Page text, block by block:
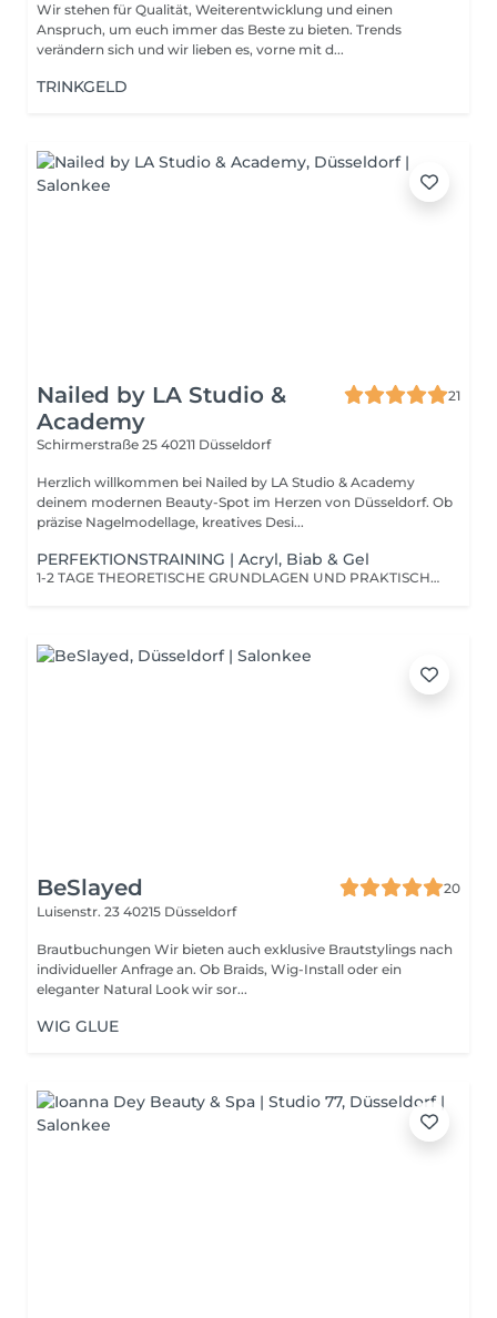
Wir stehen für Qualität, Weiterentwicklung und einen
Anspruch, um euch immer das Beste zu bieten. Trends
verändern sich und wir lieben es, vorne mit d...
TRINKGELD
Nailed by LA Studio &
Academy
21
Schirmerstraße 25 40211 Düsseldorf
Herzlich willkommen bei Nailed by LA Studio & Academy
deinem modernen Beauty-Spot im Herzen von Düsseldorf. Ob
präzise Nagelmodellage, kreatives Desi...
PERFEKTIONSTRAINING | Acryl, Biab & Gel
1-2 TAGE THEORETISCHE GRUNDLAGEN UND PRAKTISCHE PERFEKTIONIERUNG Inhalte: -Starterset -Zertifikat -Schulungsmappe -Theorie und Praxis -Marketing und Kundengewinnung -Businessplanung -lebenslange Nachbetreuung -Whatsapp Gruppe zum Austausch RATENZAHLUNG MIT KLARNA MÖGLICH
BeSlayed
20
Luisenstr. 23 40215 Düsseldorf
Brautbuchungen Wir bieten auch exklusive Brautstylings nach
individueller Anfrage an. Ob Braids, Wig-Install oder ein
eleganter Natural Look wir sor...
WIG GLUE